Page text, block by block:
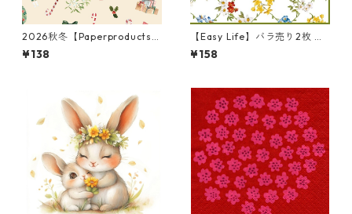
2026秋冬【Paperproducts
Design】バラ売り2枚 ランチ
サイズ ペーパーナプキン Heri
¥138
【Easy Life】バラ売り2枚 ラ
ンチサイズ ペーパーナプキン
GARDEN DREAMS ホワイト
¥158